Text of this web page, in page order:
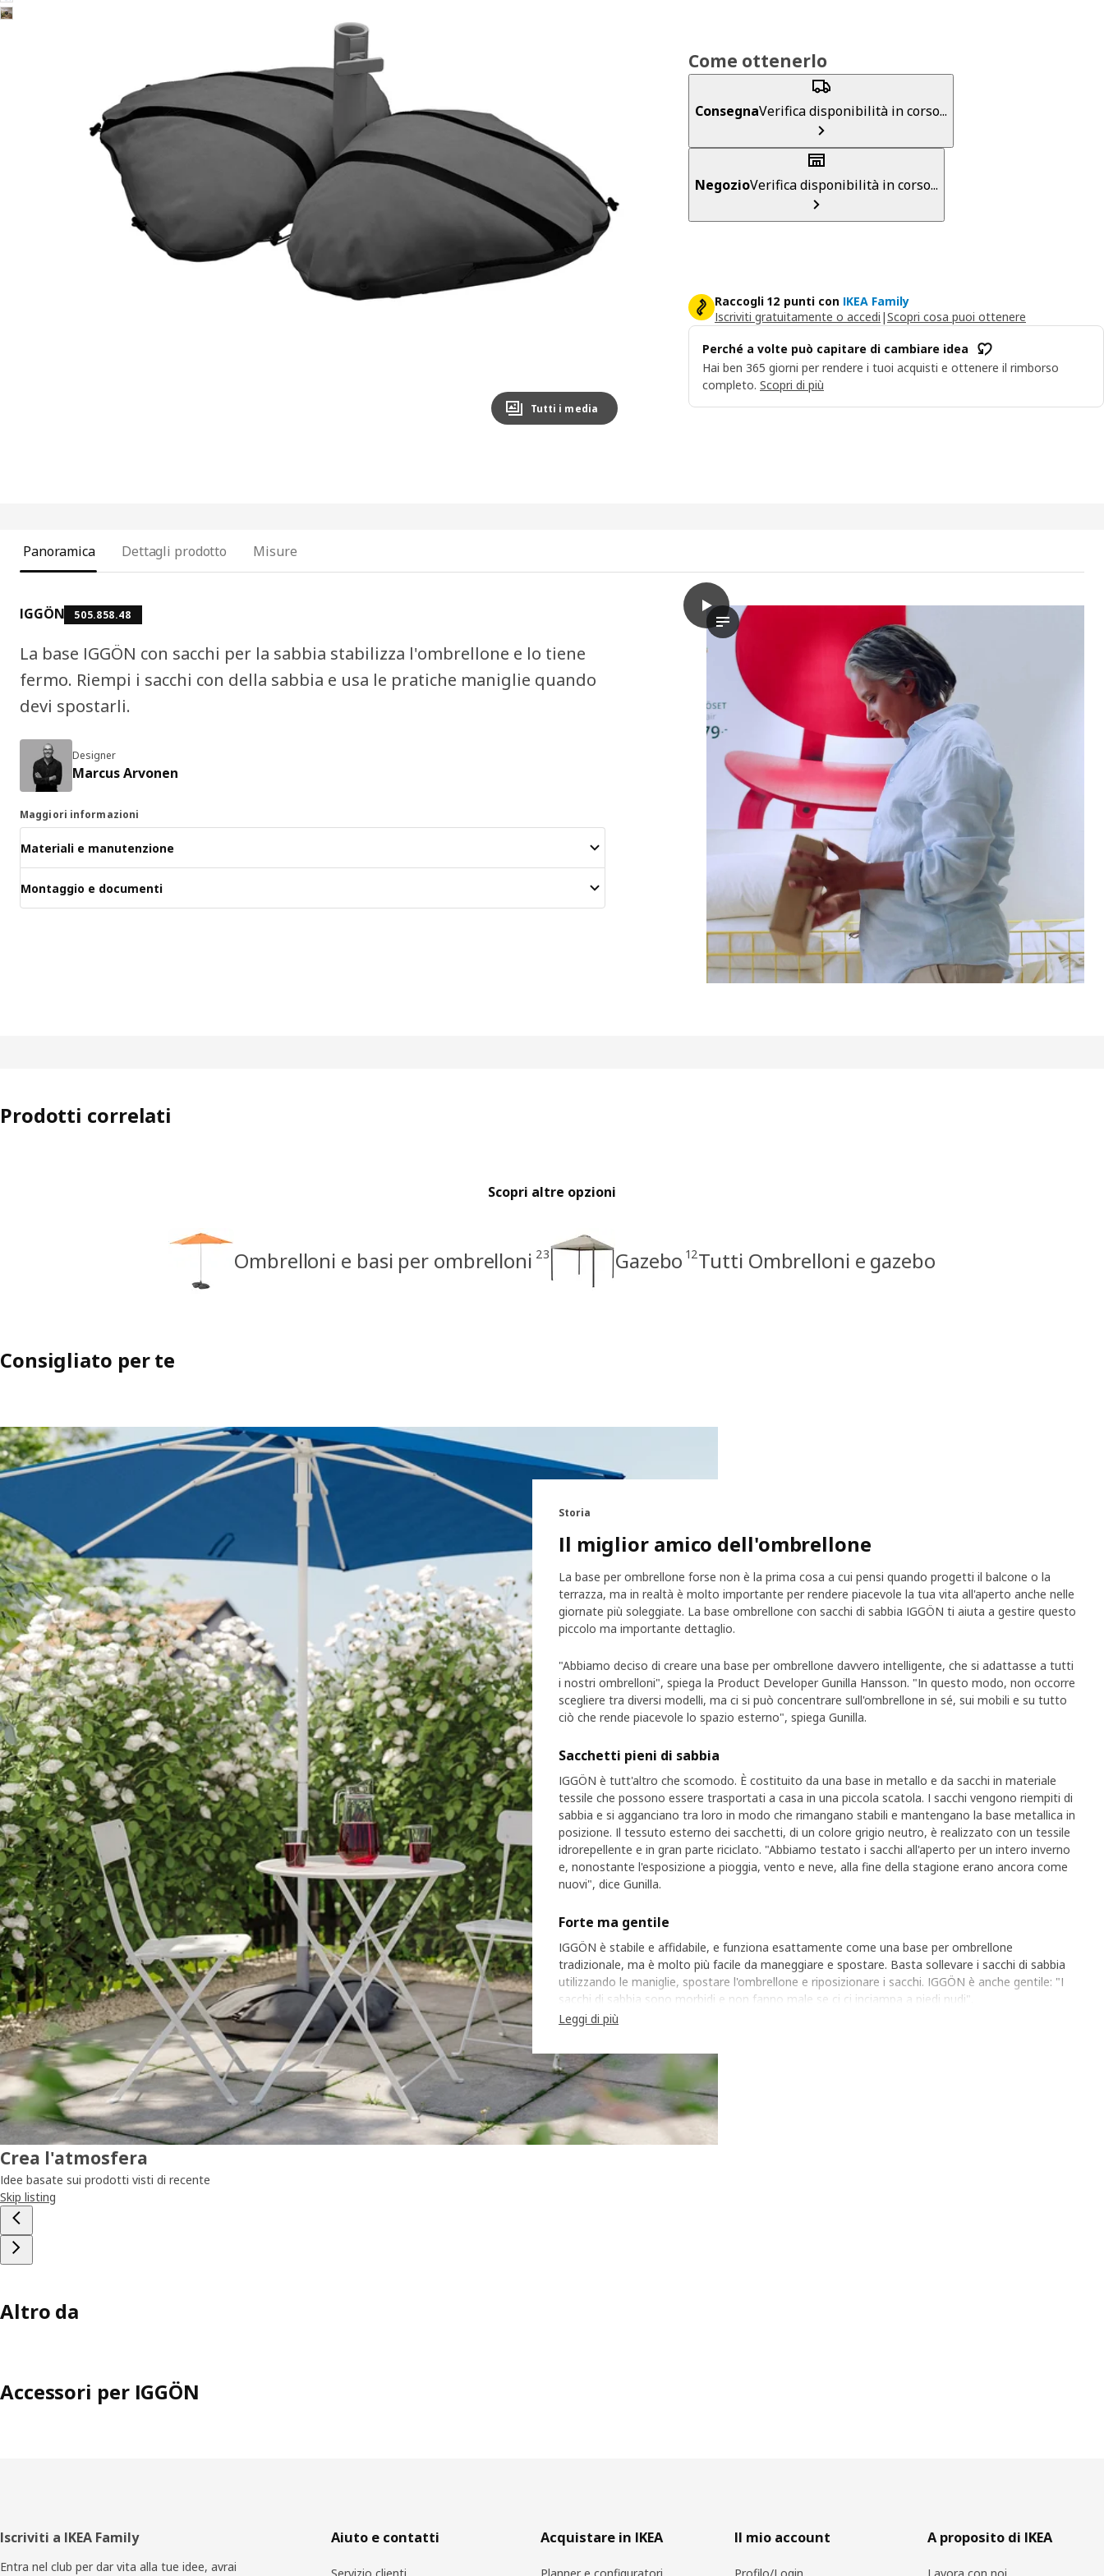
Image zoomed out, normal view
Tutti i media
Come ottenerlo
ConsegnaVerifica disponibilità in corso...
NegozioVerifica disponibilità in corso...
Raccogli 12 punti con IKEA Family
Iscriviti gratuitamente o accedi |Scopri cosa puoi ottenere
Perché a volte può capitare di cambiare idea
Hai ben 365 giorni per rendere i tuoi acquisti e ottenere il rimborso
completo. Scopri di più
Panoramica Dettagli prodotto Misure
IGGÖN 505.858.48
La base IGGÖN con sacchi per la sabbia stabilizza l'ombrellone e lo tiene
fermo. Riempi i sacchi con della sabbia e usa le pratiche maniglie quando
devi spostarli.
Designer
Marcus Arvonen
Maggiori informazioni
Materiali e manutenzione
Montaggio e documenti
play
Nel video, un prodotto con il nome IGGÖN viene presentato come
IGGÖN Base ombrellone/sacchi per sabbia, grigio scuro, 60x60 cm
Prodotti correlati
Scopri altre opzioni
Ombrelloni e basi per ombrelloni 23 Gazebo 12Tutti Ombrelloni e gazebo
Consigliato per te
Storia
Il miglior amico dell'ombrellone
La base per ombrellone forse non è la prima cosa a cui pensi quando progetti il balcone o la
terrazza, ma in realtà è molto importante per rendere piacevole la tua vita all'aperto anche nelle
giornate più soleggiate. La base ombrellone con sacchi di sabbia IGGÖN ti aiuta a gestire questo
piccolo ma importante dettaglio.
"Abbiamo deciso di creare una base per ombrellone davvero intelligente, che si adattasse a tutti
i nostri ombrelloni", spiega la Product Developer Gunilla Hansson. "In questo modo, non occorre
scegliere tra diversi modelli, ma ci si può concentrare sull'ombrellone in sé, sui mobili e su tutto
ciò che rende piacevole lo spazio esterno", spiega Gunilla.
Sacchetti pieni di sabbia
IGGÖN è tutt'altro che scomodo. È costituito da una base in metallo e da sacchi in materiale
tessile che possono essere trasportati a casa in una piccola scatola. I sacchi vengono riempiti di
sabbia e si agganciano tra loro in modo che rimangano stabili e mantengano la base metallica in
posizione. Il tessuto esterno dei sacchetti, di un colore grigio neutro, è realizzato con un tessile
idrorepellente e in gran parte riciclato. "Abbiamo testato i sacchi all'aperto per un intero inverno
e, nonostante l'esposizione a pioggia, vento e neve, alla fine della stagione erano ancora come
nuovi", dice Gunilla.
Forte ma gentile
IGGÖN è stabile e affidabile, e funziona esattamente come una base per ombrellone
tradizionale, ma è molto più facile da maneggiare e spostare. Basta sollevare i sacchi di sabbia
utilizzando le maniglie, spostare l'ombrellone e riposizionare i sacchi. IGGÖN è anche gentile: "I
sacchi di sabbia sono morbidi e non fanno male se ci ci inciampa a piedi nudi".
Leggi di più
Crea l'atmosfera
Idee basate sui prodotti visti di recente
Skip listing
Altro da
Accessori per IGGÖN
Piè
di
Iscriviti a IKEA Family
Entra nel club per dar vita alla tue idee, avrai
Aiuto e contatti Acquistare in IKEA Il mio account A proposito di IKEA